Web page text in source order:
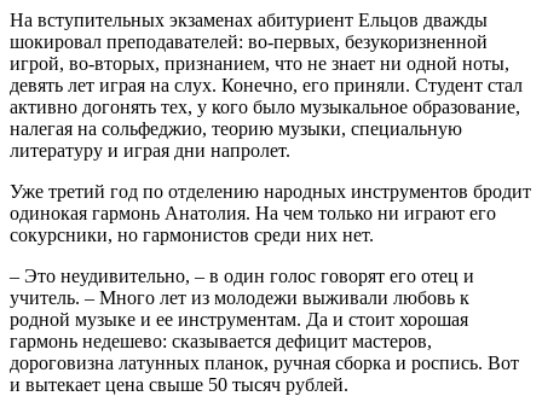
На вступительных экзаменах абитуриент Ельцов дважды
шокировал преподавателей: во-первых, безукоризненной
игрой, во-вторых, признанием, что не знает ни одной ноты,
девять лет играя на слух. Конечно, его приняли. Студент стал
активно догонять тех, у кого было музыкальное образование,
налегая на сольфеджио, теорию музыки, специальную
литературу и играя дни напролет.
Уже третий год по отделению народных инструментов бродит
одинокая гармонь Анатолия. На чем только ни играют его
сокурсники, но гармонистов среди них нет.
– Это неудивительно, – в один голос говорят его отец и
учитель. – Много лет из молодежи выживали любовь к
родной музыке и ее инструментам. Да и стоит хорошая
гармонь недешево: сказывается дефицит мастеров,
дороговизна латунных планок, ручная сборка и роспись. Вот
и вытекает цена свыше 50 тысяч рублей.